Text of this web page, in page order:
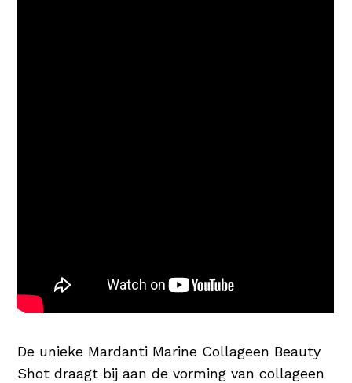
De unieke Mardanti Marine Collageen Beauty
Shot draagt bij aan de vorming van collageen